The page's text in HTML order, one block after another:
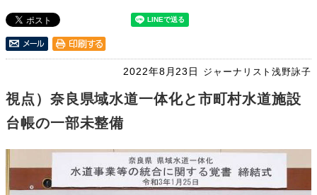
2022年8月23日 ジャーナリスト浅野詠子
視点）奈良県域水道一体化と市町村水道施設
台帳の一部未整備